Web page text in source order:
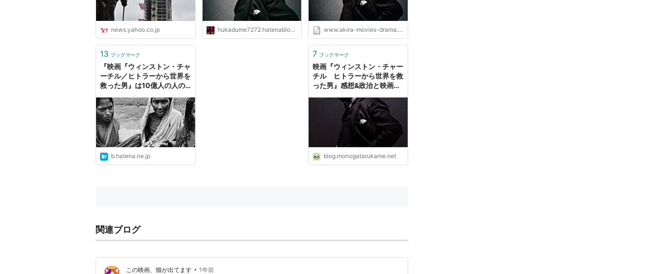
も心を開き、二人は絆を育む。
そしてついに、チャーチルは歴史的決断を下す 。
（公式サイトより）
予告編
news.yahoo.co.jp hukadume7272.hatenablog.com www.akira-movies-drama.com
13 ブックマーク
『映画『ウィンストン・チャ
ーチル／ヒトラーから世界を
救った男』は10億人の人の
ント
b.hatena.ne.jp
7 ブックマーク
映画『ウィンストン・チャー
チル ヒトラーから世界を救
った男』感想&政治と映画に
blog.monogatarukame.net
関連ブログ
この映画、猫が出てます • 1年前